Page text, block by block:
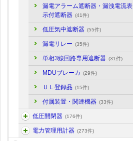
漏電アラーム遮断器・漏洩電流表
示付遮断器 (41件)
低圧気中遮断器 (55件)
漏電リレー (35件)
単相3線回路専用遮断器 (31件)
MDUブレーカ (29件)
ＵＬ登録品 (15件)
付属装置・関連機器 (33件)
低圧開閉器 (176件)
電力管理用計器 (273件)